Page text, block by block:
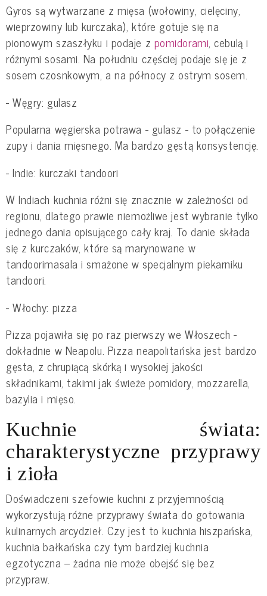
Gyros są wytwarzane z mięsa (wołowiny, cielęciny,
wieprzowiny lub kurczaka), które gotuje się na
pionowym szaszłyku i podaje z pomidorami, cebulą i
różnymi sosami. Na południu częściej podaje się je z
sosem czosnkowym, a na północy z ostrym sosem.
- Węgry: gulasz
Popularna węgierska potrawa - gulasz - to połączenie
zupy i dania mięsnego. Ma bardzo gęstą konsystencję.
- Indie: kurczaki tandoori
W Indiach kuchnia różni się znacznie w zależności od
regionu, dlatego prawie niemożliwe jest wybranie tylko
jednego dania opisującego cały kraj. To danie składa
się z kurczaków, które są marynowane w
tandoorimasala i smażone w specjalnym piekarniku
tandoori.
- Włochy: pizza
Pizza pojawiła się po raz pierwszy we Włoszech -
dokładnie w Neapolu. Pizza neapolitańska jest bardzo
gęsta, z chrupiącą skórką i wysokiej jakości
składnikami, takimi jak świeże pomidory, mozzarella,
bazylia i mięso.
Kuchnie świata:
charakterystyczne przyprawy
i zioła
Doświadczeni szefowie kuchni z przyjemnością
wykorzystują różne przyprawy świata do gotowania
kulinarnych arcydzieł. Czy jest to kuchnia hiszpańska,
kuchnia bałkańska czy tym bardziej kuchnia
egzotyczna – żadna nie może obejść się bez
przypraw.